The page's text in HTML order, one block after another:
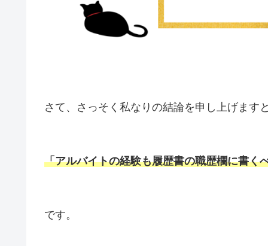
さて、さっそく私なりの結論を申し上げます
「アルバイトの経験も履歴書の職歴欄に書く
です。